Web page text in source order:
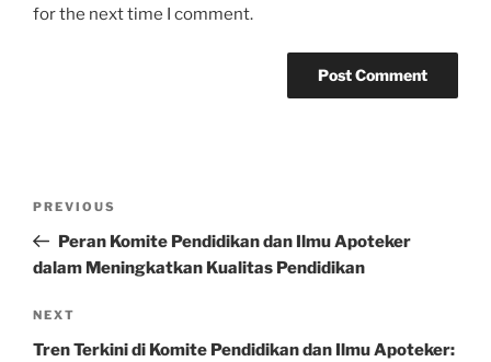
for the next time I comment.
Previous
Post
PREVIOUS
Peran Komite Pendidikan dan Ilmu Apoteker
dalam Meningkatkan Kualitas Pendidikan
Next
Post
NEXT
Tren Terkini di Komite Pendidikan dan Ilmu Apoteker: